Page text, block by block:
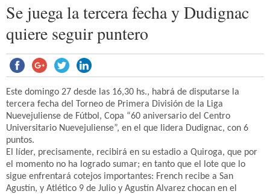
Se juega la tercera fecha y Dudignac
quiere seguir puntero
Este domingo 27 desde las 16,30 hs., habrá de disputarse la
tercera fecha del Torneo de Primera División de la Liga
Nuevejuliense de Fútbol, Copa “60 aniversario del Centro
Universitario Nuevejuliense”, en el que lidera Dudignac, con 6
puntos.
El líder, precisamente, recibirá en su estadio a Quiroga, que por
el momento no ha logrado sumar; en tanto que el lote que lo
sigue enfrentará cotejos importantes: French recibe a San
Agustín, y Atlético 9 de Julio y Agustín Alvarez chocan en el